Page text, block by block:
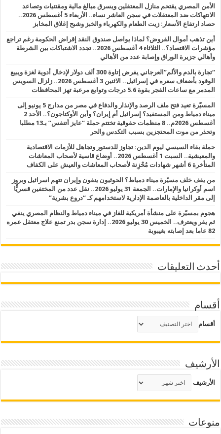
الأمن المصري يقتحم منازل المعتقلين ويسرق مبالغ مالية ومقتنيات وتصاعد
الانتهاكات ضد المعتقلات في سجن العاشر نساء.. الأربعاء 5 أغسطس 2026..
حصاد ارتفاع الأسعار: زيت الطعام والكهرباء والخبز وشبح إغلاق المخابز
أين تذهب أموال القروض؟ لماذا يواصل صندوق النقد إقراض الحكومة رغم تراجع
مؤشرات الاقتصاد؟.. الثلاثاء 4 أغسطس 2026.. تجدد الاشتباكات بين الشرطة
وأهالي جزيرة الوراق وإصابة عدد من الأهالي
“تجارة بالدم والألم”العرجاني يفرض إتاوة 300 ألف دولار لإدخال أدوية لغزة ويبيع
الوقود بأضعاف سعره في إسرائيل.. الاثنين 3 أغسطس 2026.. زلزال السويس
المدمر مع ساعات الفجر بقوة 5.6 درجات وتوابع مرعبة تهز المحافظات
المسيّرة تعيد فتح ملف الرصد والإنذار والدفاع في مصر من مدارج 5 يونيو إلى
ميناء دمياط ومن المستفيد؟ إسرائيل أم إيران؟ وأين الأوكتاجون؟.. الأحد 2
أغسطس 2026م.. 8 منظمات حقوقية تختتم حملة “عايز أتنفس” بـ13 مطلبا
وتحذر من موت المحتجزين بسبب التكدس والحر
حملة بقاء السيسي ليوم الدين: تجاوز للدستور وتجاهل للأزمات الاقتصادية
والمعيشية.. السبت 1 أغسطس 2026.. أوضاع قاسية لأصحاب المعاشات
المتأخرة 6 أشهر شهادات مُحْزِنة لأصحاب المعاشات والعيش على الكفاف
من يقف خلف مسيّرة ميناء دمياط؟ الحوثيون ينفون وإيران تتهم اسرائيل وبروز
اسم أوكرانيا والإمارات.. الجمعة 31 يوليو 2026.. نقل عدد من المختفين قسريًّا
إلى مقر الداخلية بالعاصمة الإدارية لاستخدامهم كـ “دروع بشرية”
هجوم بمسيّرة على منشأة أمريكية للغاز في ميناء دمياط والنظام المصري ينفي
ثم يقر ويعترف.. الخميس 30 يوليو 2026.. إدارة سجن بدر تمنع علاج معتقل عمره
82 عاما بعد إصابته بغيبوبة
أحدث التعليقات
أقسام
أقسام
الأرشيف
الأرشيف
منوعات